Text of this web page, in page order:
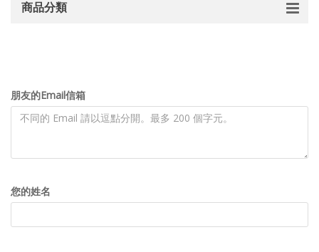
心靈影音
商品分類
朋友的Email信箱
您的姓名